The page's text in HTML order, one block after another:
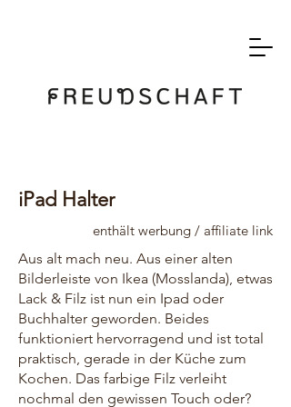
iPad Halter
enthält werbung / affiliate link
Aus alt mach neu. Aus einer alten
Bilderleiste von Ikea (Mosslanda), etwas
Lack & Filz ist nun ein Ipad oder
Buchhalter geworden. Beides
funktioniert hervorragend und ist total
praktisch, gerade in der Küche zum
Kochen. Das farbige Filz verleiht
nochmal den gewissen Touch oder?